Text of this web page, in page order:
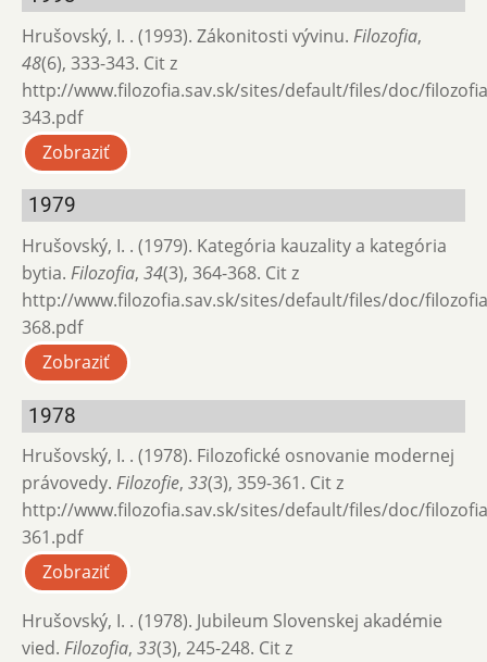
Hrušovský, I. . (1993). Zákonitosti vývinu. Filozofia,
48(6), 333-343. Cit z
http://www.filozofia.sav.sk/sites/default/files/doc/
343.pdf
Zobraziť
1979
Hrušovský, I. . (1979). Kategória kauzality a kategória
bytia. Filozofia, 34(3), 364-368. Cit z
http://www.filozofia.sav.sk/sites/default/files/doc/
368.pdf
Zobraziť
1978
Hrušovský, I. . (1978). Filozofické osnovanie modernej
právovedy. Filozofie, 33(3), 359-361. Cit z
http://www.filozofia.sav.sk/sites/default/files/doc/
361.pdf
Zobraziť
Hrušovský, I. . (1978). Jubileum Slovenskej akadémie
vied. Filozofia, 33(3), 245-248. Cit z